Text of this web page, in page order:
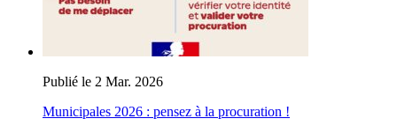
Publié le 2 Mar. 2026
Municipales 2026 : pensez à la procuration !